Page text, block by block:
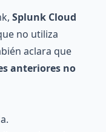
Splunk Cloud
no utiliza
aclara que
anteriores no